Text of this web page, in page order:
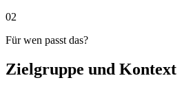
02
Für wen passt das?
Zielgruppe und Kontext